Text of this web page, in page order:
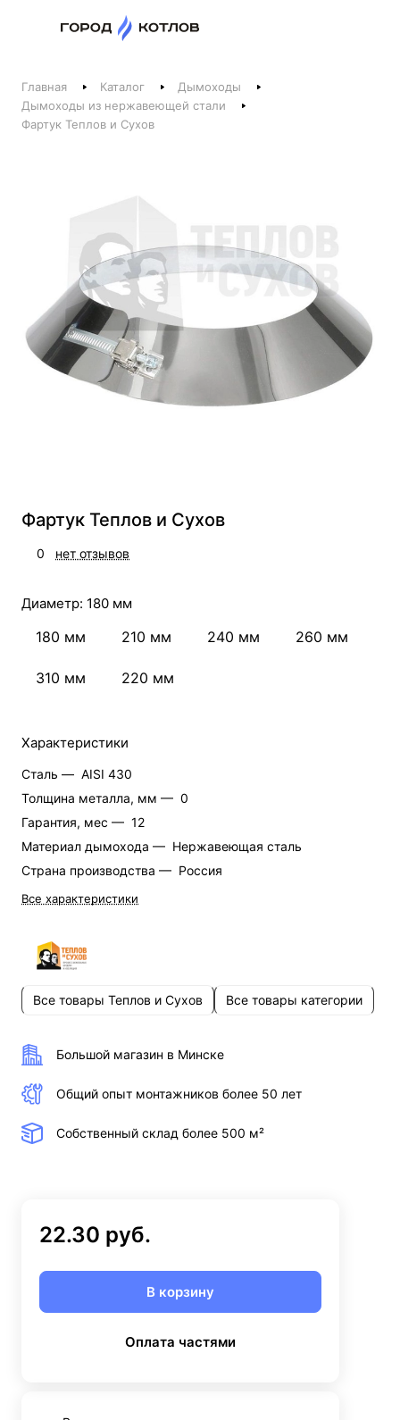
Телефоны
+375 44 511-06-41
Заказать звонок
Главная Каталог
Дымоходы
Дымоходы из нержавеющей стали
Фартук Теплов и Сухов
Фартук Теплов и Сухов
0 нет отзывов
Диаметр: 180 мм
180 мм 210 мм 240 мм 260 мм
310 мм 220 мм
Характеристики
Сталь — AISI 430
Толщина металла, мм — 0
Гарантия, мес — 12
Материал дымохода — Нержавеющая сталь
Страна производства — Россия
Все характеристики
Все товары Теплов и Сухов Все товары категории
Большой магазин в Минске
Общий опыт монтажников более 50 лет
Собственный склад более 500 м²
22.30 руб.
В корзину
Оплата частями